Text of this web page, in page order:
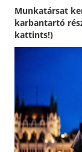
Munkatársat
karbantartó
kattints!)